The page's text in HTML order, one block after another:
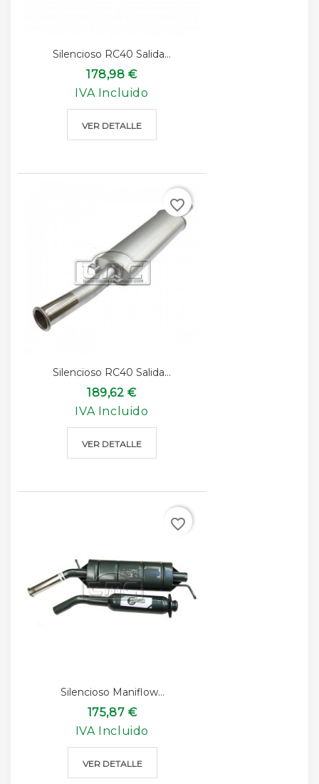
Silencioso RC40 Salida...
178,98 €
IVA Incluido
VER DETALLE
Silencioso RC40 Salida...
189,62 €
IVA Incluido
VER DETALLE
favorite_border
Silencioso Maniflow...
175,87 €
IVA Incluido
VER DETALLE
favorite_border